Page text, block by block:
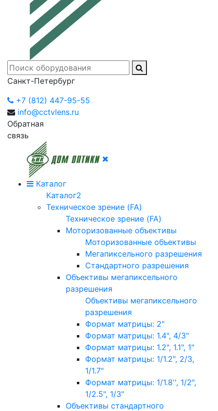
Санкт-Петербург
+7 (812) 447-95-55
info@cctvlens.ru
Обратная
связь
Каталог
Каталог2
Техническое зрение (FA)
Техническое зрение (FA)
Моторизованные объективы
Моторизованные объективы
Мегапиксельного разрешения
Стандартного разрешения
Объективы мегапиксельного
разрешения
Объективы мегапиксельного
разрешения
Формат матрицы: 2"
Формат матрицы: 1.4", 4/3"
Формат матрицы: 1.2", 1.1", 1"
Формат матрицы: 1/1.2", 2/3,
1/1.7"
Формат матрицы: 1/1.8'', 1/2",
1/2.5", 1/3"
Объективы стандартного